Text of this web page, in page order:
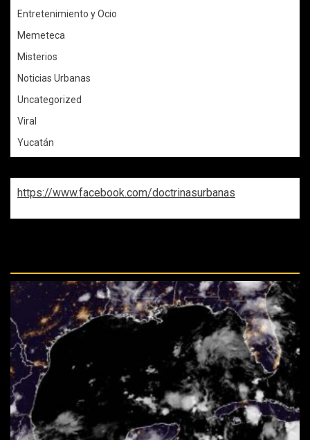
Entretenimiento y Ocio
Memeteca
Misterios
Noticias Urbanas
Uncategorized
Viral
Yucatán
https://www.facebook.com/doctrinasurbanas